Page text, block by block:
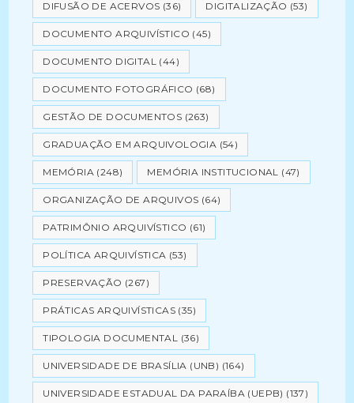
DIFUSÃO DE ACERVOS (36) DIGITALIZAÇÃO (53)
DOCUMENTO ARQUIVÍSTICO (45)
DOCUMENTO DIGITAL (44)
DOCUMENTO FOTOGRÁFICO (68)
GESTÃO DE DOCUMENTOS (263)
GRADUAÇÃO EM ARQUIVOLOGIA (54)
MEMÓRIA (248) MEMÓRIA INSTITUCIONAL (47)
ORGANIZAÇÃO DE ARQUIVOS (64)
PATRIMÔNIO ARQUIVÍSTICO (61)
POLÍTICA ARQUIVÍSTICA (53)
PRESERVAÇÃO (267)
PRÁTICAS ARQUIVÍSTICAS (35)
TIPOLOGIA DOCUMENTAL (36)
UNIVERSIDADE DE BRASÍLIA (UNB) (164)
UNIVERSIDADE ESTADUAL DA PARAÍBA (UEPB) (137)